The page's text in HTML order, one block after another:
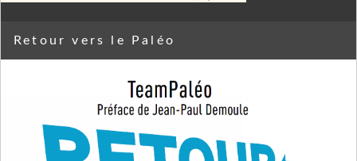
Retour vers le Paléo